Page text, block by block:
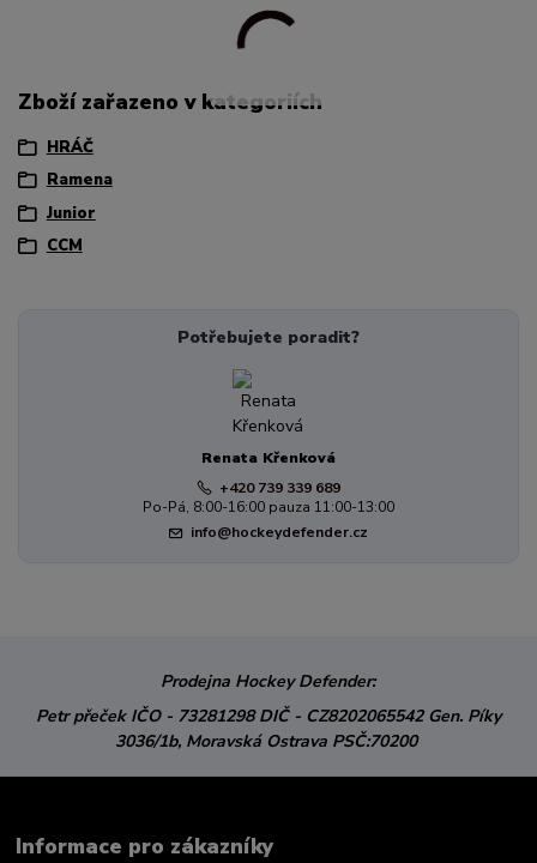
Zboží zařazeno v kategoriích
HRÁČ
Ramena
Junior
CCM
Potřebujete poradit?
Renata Křenková
+420 739 339 689
Po-Pá, 8:00-16:00 pauza 11:00-13:00
info@hockeydefender.cz
Prodejna Hockey Defender:
Petr přeček IČO - 73281298DIČ - CZ8202065542 Gen. Píky
3036/1b, Moravská Ostrava PSČ:70200
Informace pro zákazníky